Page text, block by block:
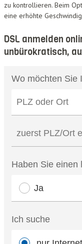
zu kontrollieren. Beim
eine erhöhte
DSL anmelden
unbürokratisch,